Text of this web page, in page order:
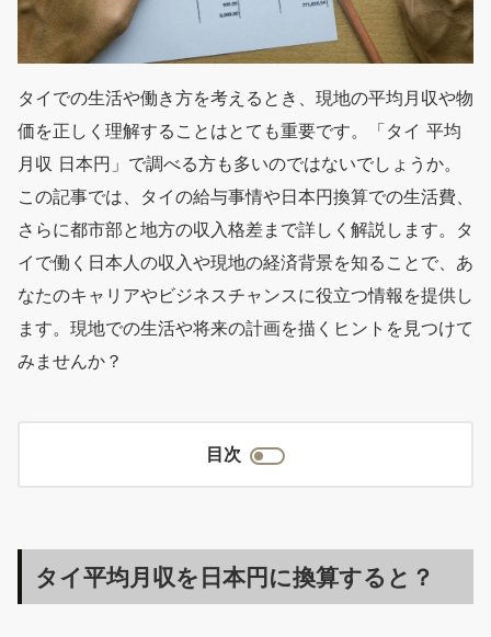
タイでの生活や働き方を考えるとき、現地の平均月収や物
価を正しく理解することはとても重要です。「タイ 平均
月収 日本円」で調べる方も多いのではないでしょうか。
この記事では、タイの給与事情や日本円換算での生活費、
さらに都市部と地方の収入格差まで詳しく解説します。タ
イで働く日本人の収入や現地の経済背景を知ることで、あ
なたのキャリアやビジネスチャンスに役立つ情報を提供し
ます。現地での生活や将来の計画を描くヒントを見つけて
みませんか？
目次
タイ平均月収を日本円に換算すると？